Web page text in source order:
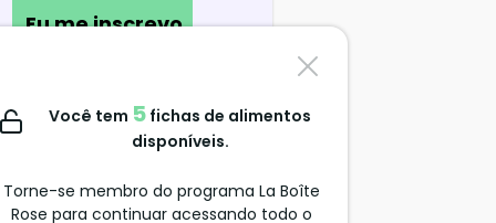
Eu me inscrevo
Contate-nos
support@alimentation-
Você tem 5 fichas de alimentos
disponíveis.
Torne-se membro do programa La Boîte
Rose para continuar acessando todo o